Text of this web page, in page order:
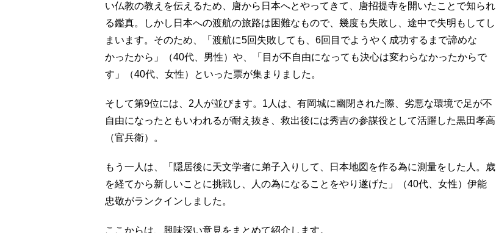
い仏教の教えを伝えるため、唐から日本へとやってきて、唐招提寺を開いたことで知られ
る鑑真。しかし日本への渡航の旅路は困難なもので、幾度も失敗し、途中で失明もしてし
まいます。そのため、「渡航に5回失敗しても、6回目でようやく成功するまで諦めな
かったから」（40代、男性）や、「目が不自由になっても決心は変わらなかったからで
す」（40代、女性）といった票が集まりました。
そして第9位には、2人が並びます。1人は、有岡城に幽閉された際、劣悪な環境で足が不
自由になったともいわれるが耐え抜き、救出後には秀吉の参謀役として活躍した黒田孝高
（官兵衛）。
もう一人は、「隠居後に天文学者に弟子入りして、日本地図を作る為に測量をした人。歳
を経てから新しいことに挑戦し、人の為になることをやり遂げた」（40代、女性）伊能
忠敬がランクインしました。
ここからは、興味深い意見をまとめて紹介します。